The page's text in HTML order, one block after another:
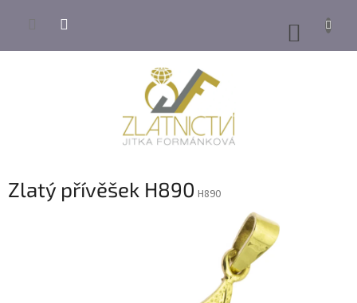
KOŠÍK
Zlatý přívěšek H890 H890